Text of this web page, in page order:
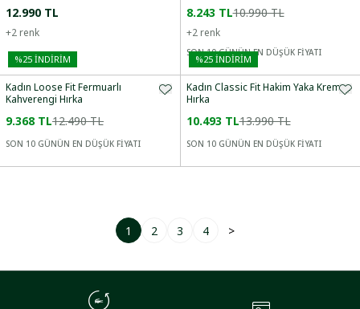
12.990 TL
+2 renk
8.243 TL10.990 TL
+2 renk
SON 10 GÜNÜN EN DÜŞÜK FİYATI
%25 İNDİRİM
Kadın Loose Fit Fermuarlı
Kahverengi Hırka
9.368 TL12.490 TL
SON 10 GÜNÜN EN DÜŞÜK FİYATI
%25İNDİRİM
Kadın Classic Fit Hakim Yaka Krem
Hırka
10.493 TL13.990 TL
SON 10 GÜNÜN EN DÜŞÜK FİYATI
1 2 3 4 >